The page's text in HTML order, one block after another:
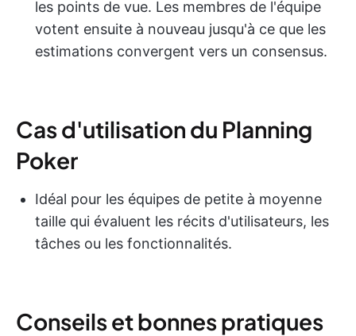
les points de vue. Les membres de l'équipe
votent ensuite à nouveau jusqu'à ce que les
estimations convergent vers un consensus.
Cas d'utilisation du Planning
Poker
Idéal pour les équipes de petite à moyenne
taille qui évaluent les récits d'utilisateurs, les
tâches ou les fonctionnalités.
Conseils et bonnes pratiques